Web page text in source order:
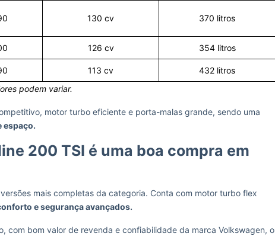
130 cv 370 litros
126 cv 354 litros
113 cv
432 litros
podem variar.
motor turbo eficiente e porta-malas grande, sendo uma
espaço.
200 TSI é uma boa compra em
mais completas da categoria. Conta com motor turbo flex
e segurança avançados.
com bom valor de revenda e confiabilidade da marca Volkswagen, o